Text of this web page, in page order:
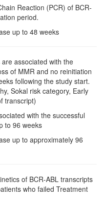
Reaction (PCR) of BCR-
period.
up to 48 weeks
associated with the
of MMR and no reinitiation
following the study start.
Sokal risk category, Early
transcript)
with the successful
to 96 weeks
up to approximately 96
of BCR-ABL transcripts
who failed Treatment